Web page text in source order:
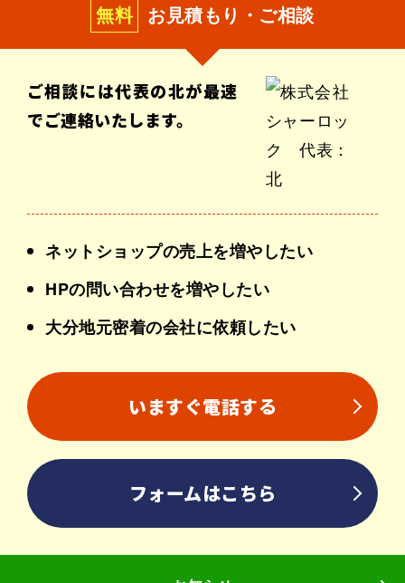
無料 お見積もり・ご相談
ご相談には代表の北が最速
でご連絡いたします。
ネットショップの売上を増やしたい
HPの問い合わせを増やしたい
大分地元密着の会社に依頼したい
いますぐ電話する
フォームはこちら